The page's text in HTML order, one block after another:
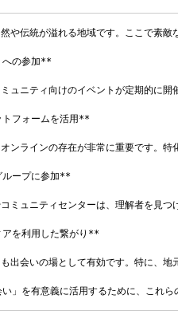
や伝統が溢れる地域です。ここで素
への参加**
ュニティ向けのイベントが定期的に
フォームを活用**
ンラインの存在が非常に重要です。
ープに参加**
ミュニティセンターは、理解者を見
を利用した繋がり**
出会いの場として有効です。特に、
」を有意義に活用するために、これ